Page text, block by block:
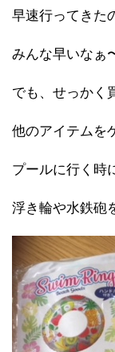
早速行ってきた
みんな早いなぁ
でも、せっかく
他のアイテムを
プールに行く時
浮き輪や水鉄砲